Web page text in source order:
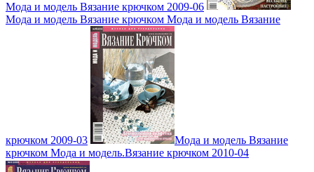
Мода и модель Вязание крючком 2009-06
Мода и модель Вязание крючком Мода и модель Вязание
крючком 2009-03
Мода и модель Вязание
крючком Мода и модель.Вязание крючком 2010-04